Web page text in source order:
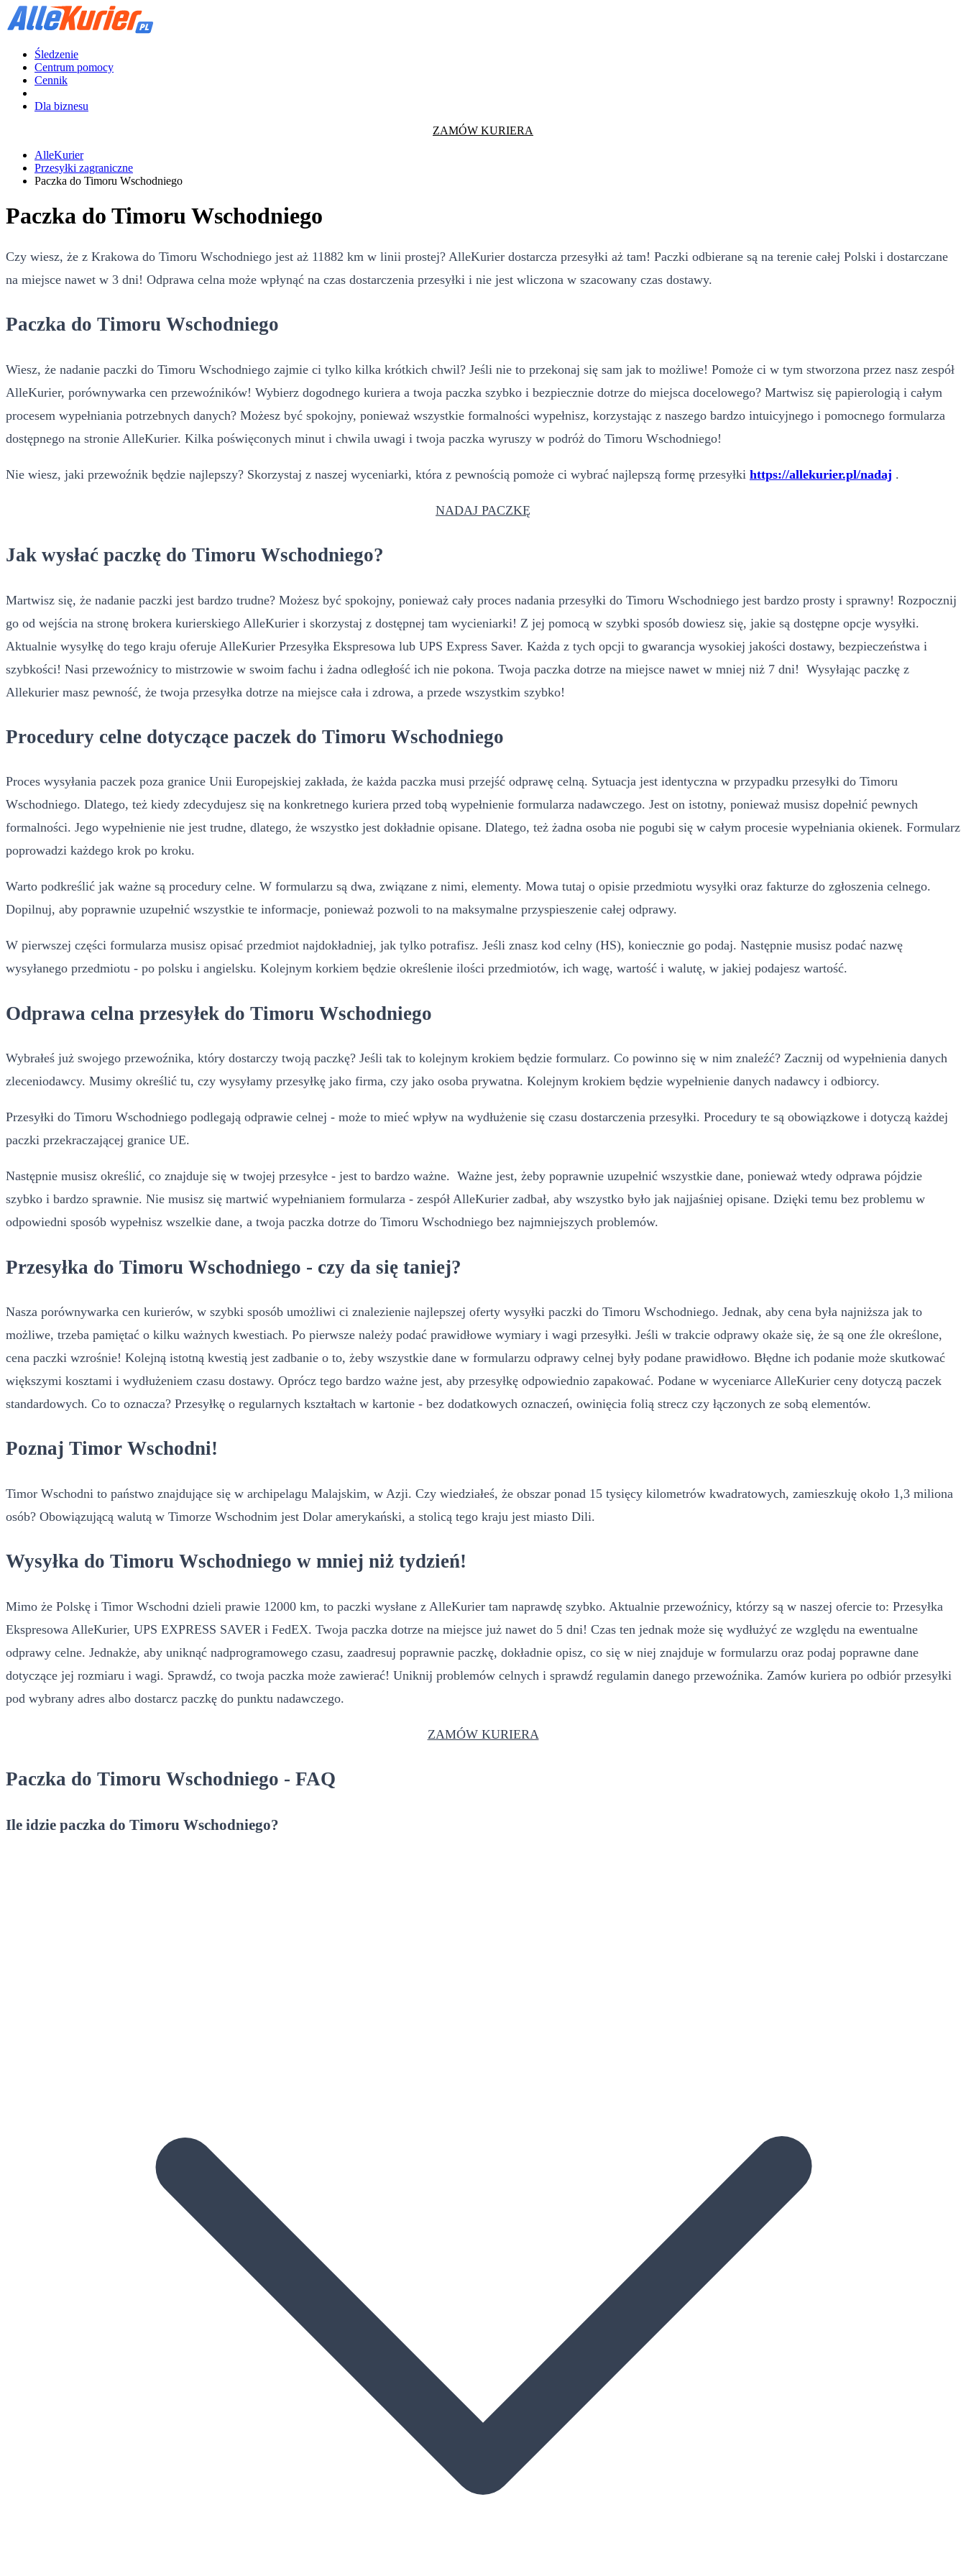
Śledzenie
Centrum pomocy
Cennik
Dla biznesu
ZAMÓW KURIERA
AlleKurier
Przesyłki zagraniczne
Paczka do Timoru Wschodniego
Paczka do Timoru Wschodniego
Czy wiesz, że z Krakowa do Timoru Wschodniego jest aż 11882 km w linii prostej? AlleKurier dostarcza przesyłki aż tam! Paczki odbierane są na terenie całej Polski i dostarczane
na miejsce nawet w 3 dni! Odprawa celna może wpłynąć na czas dostarczenia przesyłki i nie jest wliczona w szacowany czas dostawy.
Paczka do Timoru Wschodniego
Wiesz, że nadanie paczki do Timoru Wschodniego zajmie ci tylko kilka krótkich chwil? Jeśli nie to przekonaj się sam jak to możliwe! Pomoże ci w tym stworzona przez nasz zespół
AlleKurier, porównywarka cen przewoźników! Wybierz dogodnego kuriera a twoja paczka szybko i bezpiecznie dotrze do miejsca docelowego? Martwisz się papierologią i całym
procesem wypełniania potrzebnych danych? Możesz być spokojny, ponieważ wszystkie formalności wypełnisz, korzystając z naszego bardzo intuicyjnego i pomocnego formularza
dostępnego na stronie AlleKurier. Kilka poświęconych minut i chwila uwagi i twoja paczka wyruszy w podróż do Timoru Wschodniego!
Nie wiesz, jaki przewoźnik będzie najlepszy? Skorzystaj z naszej wyceniarki, która z pewnością pomoże ci wybrać najlepszą formę przesyłki https://allekurier.pl/nadaj .
NADAJ PACZKĘ
Jak wysłać paczkę do Timoru Wschodniego?
Martwisz się, że nadanie paczki jest bardzo trudne? Możesz być spokojny, ponieważ cały proces nadania przesyłki do Timoru Wschodniego jest bardzo prosty i sprawny! Rozpocznij
go od wejścia na stronę brokera kurierskiego AlleKurier i skorzystaj z dostępnej tam wycieniarki! Z jej pomocą w szybki sposób dowiesz się, jakie są dostępne opcje wysyłki.
Aktualnie wysyłkę do tego kraju oferuje AlleKurier Przesyłka Ekspresowa lub UPS Express Saver. Każda z tych opcji to gwarancja wysokiej jakości dostawy, bezpieczeństwa i
szybkości! Nasi przewoźnicy to mistrzowie w swoim fachu i żadna odległość ich nie pokona. Twoja paczka dotrze na miejsce nawet w mniej niż 7 dni! Wysyłając paczkę z
Allekurier masz pewność, że twoja przesyłka dotrze na miejsce cała i zdrowa, a przede wszystkim szybko!
Procedury celne dotyczące paczek do Timoru Wschodniego
Proces wysyłania paczek poza granice Unii Europejskiej zakłada, że każda paczka musi przejść odprawę celną. Sytuacja jest identyczna w przypadku przesyłki do Timoru
Wschodniego. Dlatego, też kiedy zdecydujesz się na konkretnego kuriera przed tobą wypełnienie formularza nadawczego. Jest on istotny, ponieważ musisz dopełnić pewnych
formalności. Jego wypełnienie nie jest trudne, dlatego, że wszystko jest dokładnie opisane. Dlatego, też żadna osoba nie pogubi się w całym procesie wypełniania okienek. Formularz
poprowadzi każdego krok po kroku.
Warto podkreślić jak ważne są procedury celne. W formularzu są dwa, związane z nimi, elementy. Mowa tutaj o opisie przedmiotu wysyłki oraz fakturze do zgłoszenia celnego.
Dopilnuj, aby poprawnie uzupełnić wszystkie te informacje, ponieważ pozwoli to na maksymalne przyspieszenie całej odprawy.
W pierwszej części formularza musisz opisać przedmiot najdokładniej, jak tylko potrafisz. Jeśli znasz kod celny (HS), koniecznie go podaj. Następnie musisz podać nazwę
wysyłanego przedmiotu - po polsku i angielsku. Kolejnym korkiem będzie określenie ilości przedmiotów, ich wagę, wartość i walutę, w jakiej podajesz wartość.
Odprawa celna przesyłek do Timoru Wschodniego
Wybrałeś już swojego przewoźnika, który dostarczy twoją paczkę? Jeśli tak to kolejnym krokiem będzie formularz. Co powinno się w nim znaleźć? Zacznij od wypełnienia danych
zleceniodawcy. Musimy określić tu, czy wysyłamy przesyłkę jako firma, czy jako osoba prywatna. Kolejnym krokiem będzie wypełnienie danych nadawcy i odbiorcy.
Przesyłki do Timoru Wschodniego podlegają odprawie celnej - może to mieć wpływ na wydłużenie się czasu dostarczenia przesyłki. Procedury te są obowiązkowe i dotyczą każdej
paczki przekraczającej granice UE.
Następnie musisz określić, co znajduje się w twojej przesyłce - jest to bardzo ważne. Ważne jest, żeby poprawnie uzupełnić wszystkie dane, ponieważ wtedy odprawa pójdzie
szybko i bardzo sprawnie. Nie musisz się martwić wypełnianiem formularza - zespół AlleKurier zadbał, aby wszystko było jak najjaśniej opisane. Dzięki temu bez problemu w
odpowiedni sposób wypełnisz wszelkie dane, a twoja paczka dotrze do Timoru Wschodniego bez najmniejszych problemów.
Przesyłka do Timoru Wschodniego - czy da się taniej?
Nasza porównywarka cen kurierów, w szybki sposób umożliwi ci znalezienie najlepszej oferty wysyłki paczki do Timoru Wschodniego. Jednak, aby cena była najniższa jak to
możliwe, trzeba pamiętać o kilku ważnych kwestiach. Po pierwsze należy podać prawidłowe wymiary i wagi przesyłki. Jeśli w trakcie odprawy okaże się, że są one źle określone,
cena paczki wzrośnie! Kolejną istotną kwestią jest zadbanie o to, żeby wszystkie dane w formularzu odprawy celnej były podane prawidłowo. Błędne ich podanie może skutkować
większymi kosztami i wydłużeniem czasu dostawy. Oprócz tego bardzo ważne jest, aby przesyłkę odpowiednio zapakować. Podane w wyceniarce AlleKurier ceny dotyczą paczek
standardowych. Co to oznacza? Przesyłkę o regularnych kształtach w kartonie - bez dodatkowych oznaczeń, owinięcia folią strecz czy łączonych ze sobą elementów.
Poznaj Timor Wschodni!
Timor Wschodni to państwo znajdujące się w archipelagu Malajskim, w Azji. Czy wiedziałeś, że obszar ponad 15 tysięcy kilometrów kwadratowych, zamieszkuję około 1,3 miliona
osób? Obowiązującą walutą w Timorze Wschodnim jest Dolar amerykański, a stolicą tego kraju jest miasto Dili.
Wysyłka do Timoru Wschodniego w mniej niż tydzień!
Mimo że Polskę i Timor Wschodni dzieli prawie 12000 km, to paczki wysłane z AlleKurier tam naprawdę szybko. Aktualnie przewoźnicy, którzy są w naszej ofercie to: Przesyłka
Ekspresowa AlleKurier, UPS EXPRESS SAVER i FedEX. Twoja paczka dotrze na miejsce już nawet do 5 dni! Czas ten jednak może się wydłużyć ze względu na ewentualne
odprawy celne. Jednakże, aby uniknąć nadprogramowego czasu, zaadresuj poprawnie paczkę, dokładnie opisz, co się w niej znajduje w formularzu oraz podaj poprawne dane
dotyczące jej rozmiaru i wagi. Sprawdź, co twoja paczka może zawierać! Uniknij problemów celnych i sprawdź regulamin danego przewoźnika. Zamów kuriera po odbiór przesyłki
pod wybrany adres albo dostarcz paczkę do punktu nadawczego.
ZAMÓW KURIERA
Paczka do Timoru Wschodniego - FAQ
Ile idzie paczka do Timoru Wschodniego?